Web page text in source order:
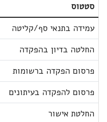
סטטוס
עמידה בתנאי סף/קליטה
החלטה בדיון בהפקדה
פרסום הפקדה ברשומות
פרסום להפקדה בעיתונים
החלטת אישור